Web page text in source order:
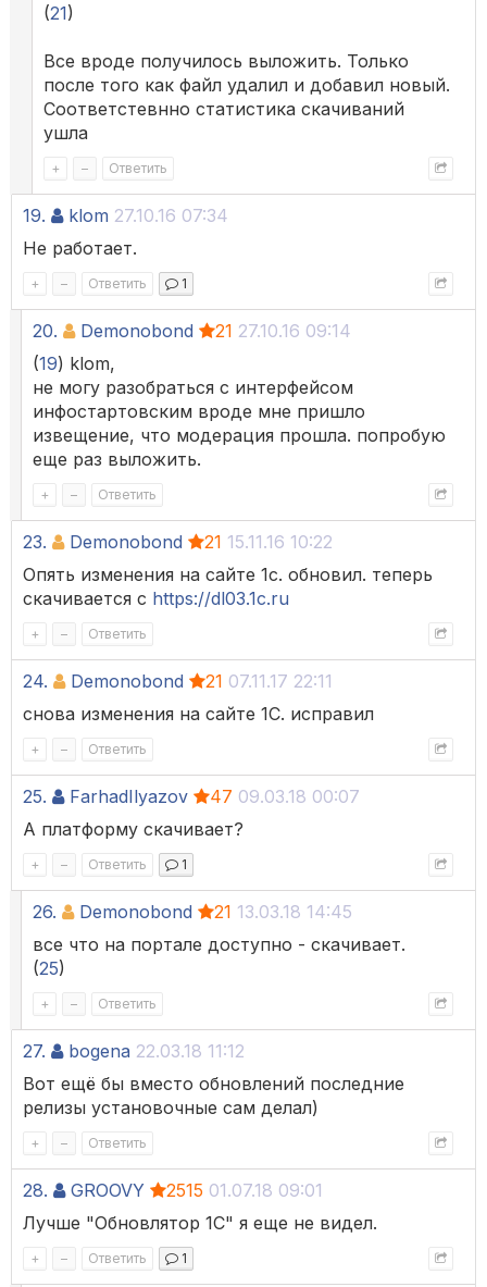
(21)
Все вроде получилось выложить. Только
после того как файл удалил и добавил новый.
Соответстевнно статистика скачиваний
ушла
+ – Ответить
19. klom 27.10.16 07:34
Не работает.
+ – Ответить 1
20. Demonobond 21 27.10.16 09:14
(19) klom,
не могу разобраться с интерфейсом
инфостартовским вроде мне пришло
извещение, что модерация прошла. попробую
еще раз выложить.
+ – Ответить
23. Demonobond 21 15.11.16 10:22
Опять изменения на сайте 1с. обновил. теперь
скачивается с https://dl03.1c.ru
+ – Ответить
24. Demonobond 21 07.11.17 22:11
снова изменения на сайте 1С. исправил
+ – Ответить
25. FarhadIlyazov 47 09.03.18 00:07
А платформу скачивает?
+ – Ответить 1
26. Demonobond 21 13.03.18 14:45
все что на портале доступно - скачивает.
(25)
+ – Ответить
27. bogena 22.03.18 11:12
Вот ещё бы вместо обновлений последние
релизы установочные сам делал)
+ – Ответить
28. GROOVY 2515 01.07.18 09:01
Лучше "Обновлятор 1С" я еще не видел.
+ – Ответить 1